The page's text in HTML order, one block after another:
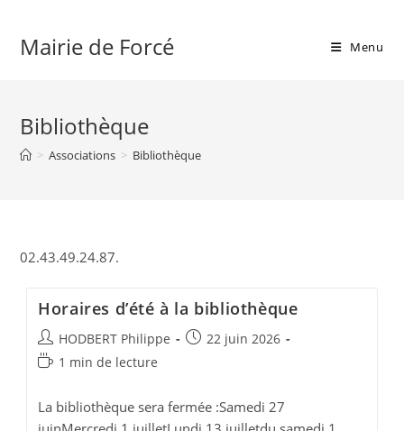
contentMairie de Forcé Menu
Bibliothèque
> Associations > Bibliothèque
02.43.49.24.87.
Horaires d’été à la bibliothèque
Auteur/autrice
de
HODBERT Philippe
Publication
22 juin 2026
Temps
lecture :
1 min de lecture
La bibliothèque sera fermée :Samedi 27